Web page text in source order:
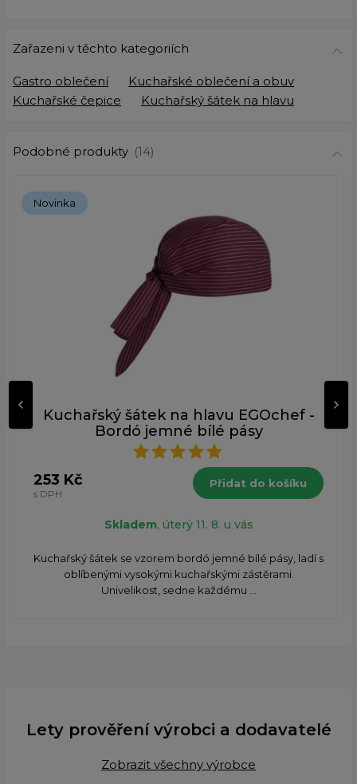
Zařazeni v těchto kategoriích
Gastro oblečení
Kuchařské oblečení a obuv
Kuchařské čepice
Kuchařský šátek na hlavu
Podobné produkty (14)
Novinka
Kuchařský šátek na hlavu EGOchef -
Bordó jemné bílé pásy
253 Kč
s DPH
Přidat do košíku
Skladem, úterý 11. 8. u vás
Kuchařský šátek se vzorem bordó jemné bílé pásy, ladí s
oblíbenými vysokými kuchařskými zástěrami.
Univelikost, sedne každému ...
Lety prověření výrobci a dodavatelé
Zobrazit všechny výrobce